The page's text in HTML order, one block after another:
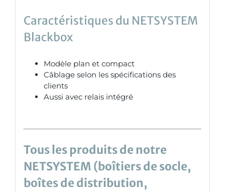
Caractéristiques du NETSYSTEM
Blackbox
Modèle plan et compact
Câblage selon les spécifications des
clients
Aussi avec relais intégré
Tous les produits de notre
NETSYSTEM (boîtiers de socle,
boîtes de distribution,